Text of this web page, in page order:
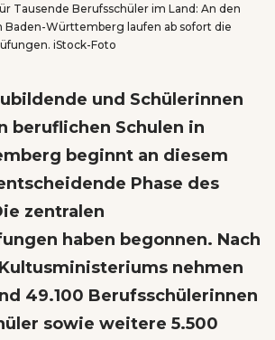
Tausende Berufsschüler im Land: An den
Baden-Württemberg laufen ab sofort die
iStock-Foto
und Schülerinnen
beruflichen Schulen in
beginnt an diesem
Phase des
zentralen
haben begonnen. Nach
nehmen
49.100 Berufsschülerinnen
sowie weitere 5.500